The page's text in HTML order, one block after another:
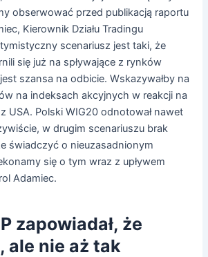
obserwować przed publikacją raportu
Kierownik Działu Tradingu
scenariusz jest taki, że
się już na spływające z rynków
szansa na odbicie. Wskazywałby na
na indeksach akcyjnych w reakcji na
USA. Polski WIG20 odnotował nawet
w drugim scenariuszu brak
świadczyć o nieuzasadnionym
się o tym wraz z upływem
Adamiec.
zapowiadał, że
ale nie aż tak